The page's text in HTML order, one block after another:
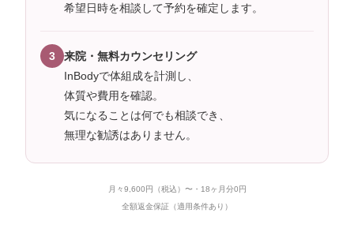
希望日時を相談して予約を確定します。
3
来院・無料カウンセリング
InBodyで体組成を計測し、
体質や費用を確認。
気になることは何でも相談でき、
無理な勧誘はありません。
月々9,600円（税込）〜・18ヶ月分0円
全額返金保証（適用条件あり）